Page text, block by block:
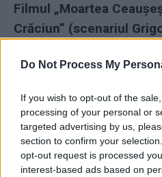
Do Not Process My
If you wish to opt-out of the
processing of your personal or
targeted advertising by us,
section to confirm your
opt-out request is processed
interest-based ads based on
Filmul „Moartea
Crăciun” (scenariul